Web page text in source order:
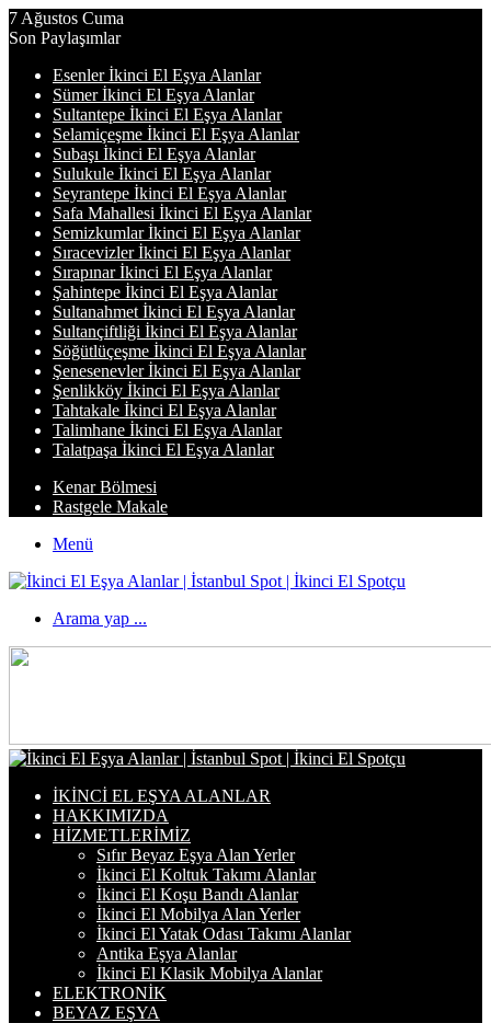
7 Ağustos Cuma
Son Paylaşımlar
Esenler İkinci El Eşya Alanlar
Sümer İkinci El Eşya Alanlar
Sultantepe İkinci El Eşya Alanlar
Selamiçeşme İkinci El Eşya Alanlar
Subaşı İkinci El Eşya Alanlar
Sulukule İkinci El Eşya Alanlar
Seyrantepe İkinci El Eşya Alanlar
Safa Mahallesi İkinci El Eşya Alanlar
Semizkumlar İkinci El Eşya Alanlar
Sıracevizler İkinci El Eşya Alanlar
Sırapınar İkinci El Eşya Alanlar
Şahintepe İkinci El Eşya Alanlar
Sultanahmet İkinci El Eşya Alanlar
Sultançiftliği İkinci El Eşya Alanlar
Söğütlüçeşme İkinci El Eşya Alanlar
Şenesenevler İkinci El Eşya Alanlar
Şenlikköy İkinci El Eşya Alanlar
Tahtakale İkinci El Eşya Alanlar
Talimhane İkinci El Eşya Alanlar
Talatpaşa İkinci El Eşya Alanlar
Kenar Bölmesi
Rastgele Makale
Menü
Arama yap ...
İKINCI EL EŞYA ALANLAR
HAKKIMIZDA
HIZMETLERIMIZ
Sıfır Beyaz Eşya Alan Yerler
İkinci El Koltuk Takımı Alanlar
İkinci El Koşu Bandı Alanlar
İkinci El Mobilya Alan Yerler
İkinci El Yatak Odası Takımı Alanlar
Antika Eşya Alanlar
İkinci El Klasik Mobilya Alanlar
ELEKTRONIK
BEYAZ EŞYA